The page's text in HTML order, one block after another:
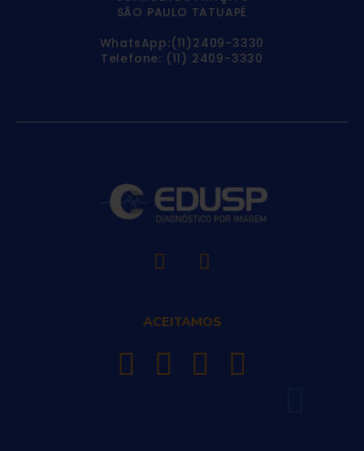
ACEITAMOS
SÃO PAULO TATUAPÉ
WhatsApp:(11)2409-3330
Telefone: (11) 2409-3330